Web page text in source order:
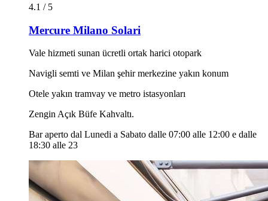
4.1 / 5
Mercure Milano Solari
Vale hizmeti sunan ücretli ortak harici otopark
Navigli semti ve Milan şehir merkezine yakın konum
Otele yakın tramvay ve metro istasyonları
Zengin Açık Büfe Kahvaltı.
Bar aperto dal Lunedi a Sabato dalle 07:00 alle 12:00 e dalle
18:30 alle 23